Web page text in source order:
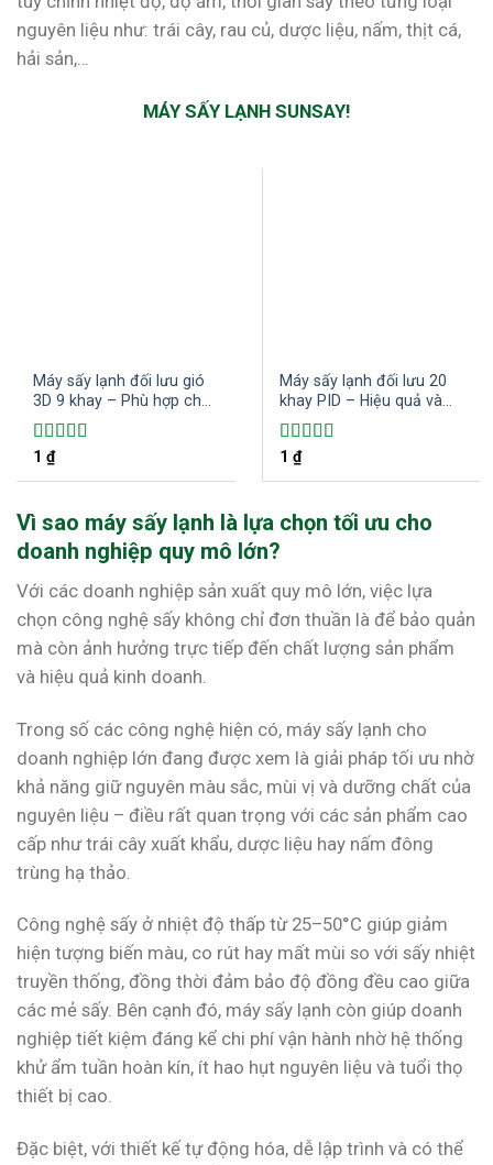
nguyên liệu như: trái cây, rau củ, dược liệu, nấm, thịt cá,
hải sản,…
MÁY SẤY LẠNH SUNSAY!
Máy sấy lạnh đối lưu gió
3D 9 khay – Phù hợp cho
các hộ kinh doanh gia
đình sấy đa dạng các loại
thực phẩm và nông sản
Được xếp
1 ₫
Máy sấy lạnh đối lưu 20
khay PID – Hiệu quả và
tiết kiệm điện năng trong
sấy khô thực phẩm
Được xếp
1 ₫
Vì sao máy sấy lạnh là lựa chọn tối ưu cho
doanh nghiệp quy mô lớn?
Với các doanh nghiệp sản xuất quy mô lớn, việc lựa
chọn công nghệ sấy không chỉ đơn thuần là để bảo quản
mà còn ảnh hưởng trực tiếp đến chất lượng sản phẩm
và hiệu quả kinh doanh.
Trong số các công nghệ hiện có, máy sấy lạnh cho
doanh nghiệp lớn đang được xem là giải pháp tối ưu nhờ
khả năng giữ nguyên màu sắc, mùi vị và dưỡng chất của
nguyên liệu – điều rất quan trọng với các sản phẩm cao
cấp như trái cây xuất khẩu, dược liệu hay nấm đông
trùng hạ thảo.
Công nghệ sấy ở nhiệt độ thấp từ 25–50°C giúp giảm
hiện tượng biến màu, co rút hay mất mùi so với sấy nhiệt
truyền thống, đồng thời đảm bảo độ đồng đều cao giữa
các mẻ sấy. Bên cạnh đó, máy sấy lạnh còn giúp doanh
nghiệp tiết kiệm đáng kể chi phí vận hành nhờ hệ thống
khử ẩm tuần hoàn kín, ít hao hụt nguyên liệu và tuổi thọ
thiết bị cao.
Đặc biệt, với thiết kế tự động hóa, dễ lập trình và có thể